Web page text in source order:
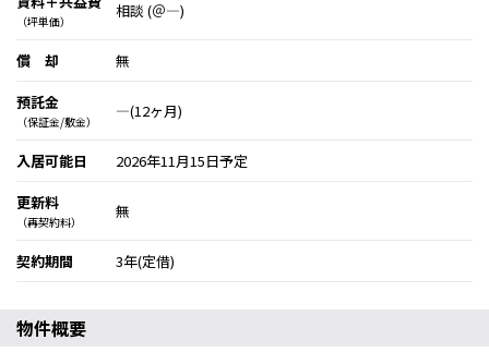
（坪単価）
相談 (＠―)
償 却
無
預託金
（保証金/敷金）
―(12ヶ月)
入居可能日
2026年11月15日予定
更新料
（再契約料）
無
契約期間 3年(定借)
物件概要